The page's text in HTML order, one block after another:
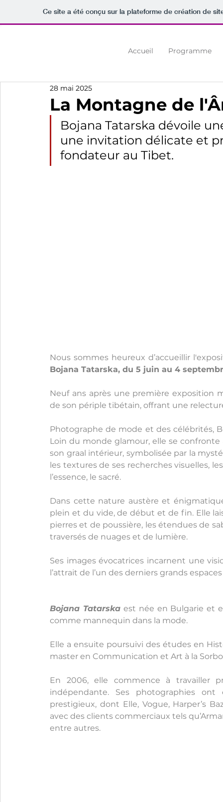
Ce site a été conçu sur la plateforme de création de
Аccueil Programme
La Montagne de
28 mai 2025
Bojana Tatarska dévoile
une invitation délicate et
fondateur au Tibet.
Nous sommes heureux d’accueillir
Bojana Tatarska, du 5 juin au 4
Neuf ans après une première exposition
de son périple tibétain, offrant une
Photographe de mode et des célébrités,
Loin du monde glamour, elle se confronte
son graal intérieur, symbolisée par la
les textures de ses recherches visuelles,
l’essence, le sacré.
Dans cette nature austère et
plein et du vide, de début et de fin. Elle
pierres et de poussière, les étendues de
traversés de nuages et de lumière.
Ses images évocatrices incarnent une
l’attrait de l’un des derniers grands
Bojana Tatarska est née en Bulgarie et
comme mannequin dans la mode.
Elle a ensuite poursuivi des études en
master en Communication et Art à la
En 2006, elle commence à travailler
indépendante. Ses photographies
prestigieux, dont Elle, Vogue, Harper’s
avec des clients commerciaux tels
entre autres.